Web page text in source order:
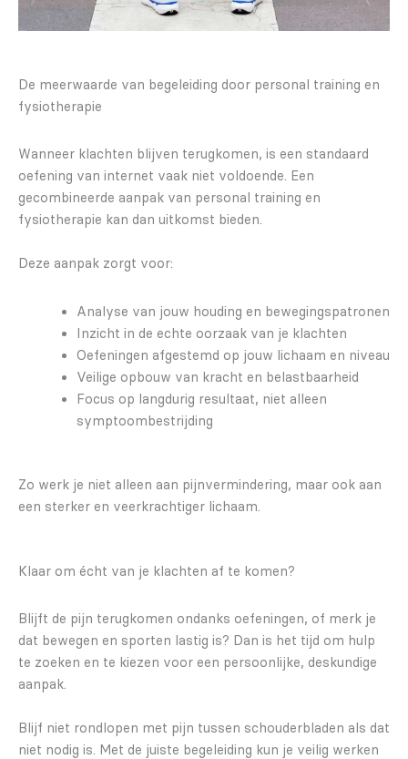
De meerwaarde van begeleiding door personal training en
fysiotherapie
Wanneer klachten blijven terugkomen, is een standaard
oefening van internet vaak niet voldoende. Een
gecombineerde aanpak van personal training en
fysiotherapie kan dan uitkomst bieden.
Deze aanpak zorgt voor:
Analyse van jouw houding en bewegingspatronen
Inzicht in de echte oorzaak van je klachten
Oefeningen afgestemd op jouw lichaam en niveau
Veilige opbouw van kracht en belastbaarheid
Focus op langdurig resultaat, niet alleen
symptoombestrijding
Zo werk je niet alleen aan pijnvermindering, maar ook aan
een sterker en veerkrachtiger lichaam.
Klaar om écht van je klachten af te komen?
Blijft de pijn terugkomen ondanks oefeningen, of merk je
dat bewegen en sporten lastig is? Dan is het tijd om hulp
te zoeken en te kiezen voor een persoonlijke, deskundige
aanpak.
Blijf niet rondlopen met pijn tussen schouderbladen als dat
niet nodig is. Met de juiste begeleiding kun je veilig werken